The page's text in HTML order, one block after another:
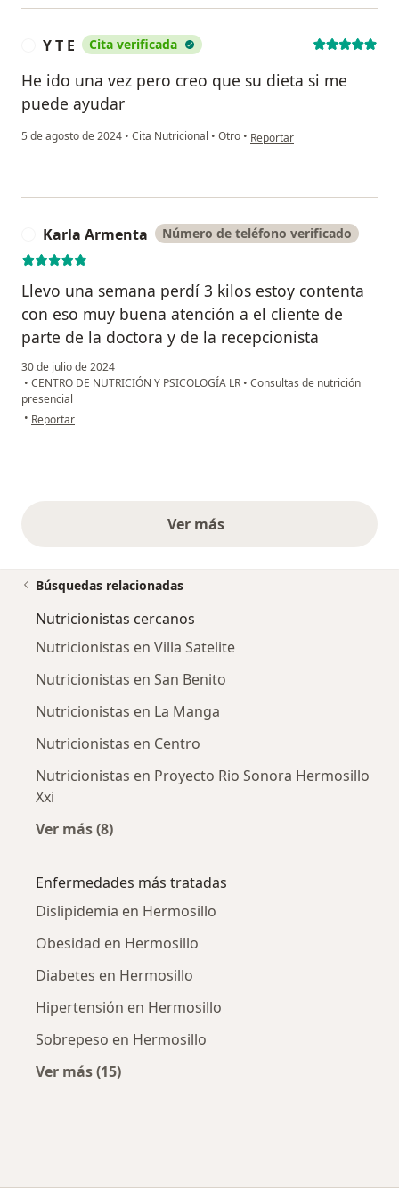
Y T E Cita verificada
He ido una vez pero creo que su dieta si me
puede ayudar
5 de agosto de 2024 • Cita Nutricional • Otro • en opinión del usuario Y T E
Reportar
Karla Armenta Número de teléfono verificado
Llevo una semana perdí 3 kilos estoy contenta
con eso muy buena atención a el cliente de
parte de la doctora y de la recepcionista
30 de julio de 2024
• CENTRO DE NUTRICIÓN Y PSICOLOGÍA LR • Consultas de nutrición
presencial
• en opinión del usuario Karla Armenta
Reportar
Ver másopiniones anteriores
Búsquedas relacionadas
Nutricionistas cercanos
Nutricionistas en Villa Satelite
Nutricionistas en San Benito
Nutricionistas en La Manga
Nutricionistas en Centro
Nutricionistas en Proyecto Rio Sonora Hermosillo
Xxi
Ver más (8)
Enfermedades más tratadas
Dislipidemia en Hermosillo
Obesidad en Hermosillo
Diabetes en Hermosillo
Hipertensión en Hermosillo
Sobrepeso en Hermosillo
Ver más (15)